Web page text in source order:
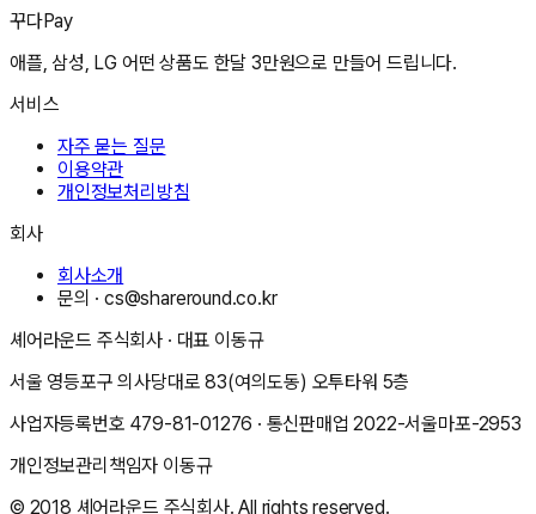
꾸다Pay
애플, 삼성, LG 어떤 상품도 한달 3만원으로 만들어 드립니다.
서비스
자주 묻는 질문
이용약관
개인정보처리방침
회사
회사소개
문의 ·cs@shareround.co.kr
셰어라운드 주식회사 · 대표 이동규
서울 영등포구 의사당대로 83(여의도동) 오투타워 5층
사업자등록번호 479-81-01276 · 통신판매업2022-서울마포-2953
개인정보관리책임자 이동규
© 2018 셰어라운드 주식회사. All rights reserved.